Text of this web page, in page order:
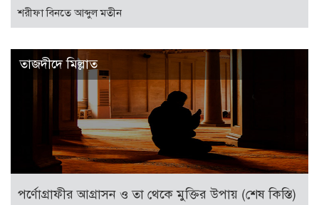
শরীফা বিনতে আব্দুল মতীন
তাজদীদে মিল্লাত
পর্ণোগ্রাফীর আগ্রাসন ও তা থেকে মুক্তির উপায় (শেষ কিস্তি)